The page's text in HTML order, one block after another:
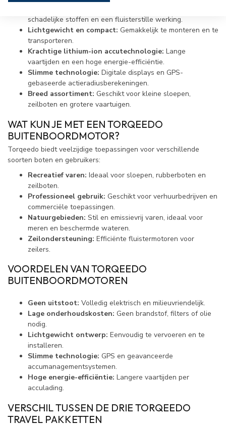
schadelijke stoffen en een fluisterstille werking.
Lichtgewicht en compact: Gemakkelijk te monteren en te
transporteren.
Krachtige lithium-ion accutechnologie: Lange
vaartijden en een hoge energie-efficiëntie.
Slimme technologie: Digitale displays en GPS-
gebaseerde actieradiusberekeningen.
Breed assortiment: Geschikt voor kleine sloepen,
zeilboten en grotere vaartuigen.
WAT KUN JE MET EEN TORQEEDO
BUITENBOORDMOTOR?
Torqeedo biedt veelzijdige toepassingen voor verschillende
soorten boten en gebruikers:
Recreatief varen: Ideaal voor sloepen, rubberboten en
zeilboten.
Professioneel gebruik: Geschikt voor verhuurbedrijven en
commerciële toepassingen.
Natuurgebieden: Stil en emissievrij varen, ideaal voor
meren en beschermde wateren.
Zeilondersteuning: Efficiënte fluistermotoren voor
zeilers.
VOORDELEN VAN TORQEEDO
BUITENBOORDMOTOREN
Geen uitstoot: Volledig elektrisch en milieuvriendelijk.
Lage onderhoudskosten: Geen brandstof, filters of olie
nodig.
Lichtgewicht ontwerp: Eenvoudig te vervoeren en te
installeren.
Slimme technologie: GPS en geavanceerde
accumanagementsystemen.
Hoge energie-efficiëntie: Langere vaartijden per
acculading.
VERSCHIL TUSSEN DE DRIE TORQEEDO
TRAVEL PAKKETTEN